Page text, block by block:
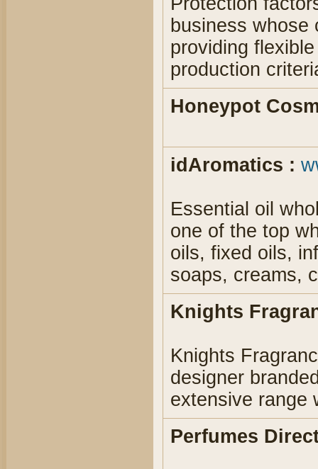
business whose
providing
production
Honeypot
idAromatics :
Essential oil
one of the top
oils, fixed oils,
soaps, creams,
Knights
Knights
designer
extensive range
Perfumes